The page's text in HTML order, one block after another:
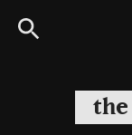
Siirry
suoraan
the